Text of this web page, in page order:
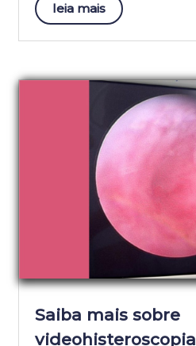
leia mais
Saiba mais sobre
videohisteroscopia